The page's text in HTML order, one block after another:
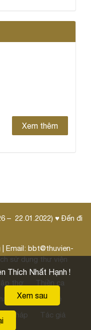
Xem thêm
– 22.01.2022) ♥ Đến đi
| Email: bbt@thuvien-
sử dụng thư viện
thơ
Thiền ca
môn
Thi kệ
pháp Tác giả
Thích Nhất Hạnh !
Xem sau